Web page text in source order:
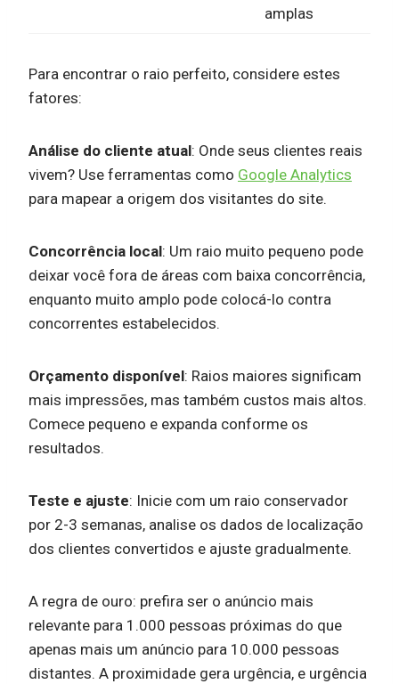
amplas
Para encontrar o raio perfeito, considere estes
fatores:
Análise do cliente atual: Onde seus clientes reais
vivem? Use ferramentas como Google Analytics
para mapear a origem dos visitantes do site.
Concorrência local: Um raio muito pequeno pode
deixar você fora de áreas com baixa concorrência,
enquanto muito amplo pode colocá-lo contra
concorrentes estabelecidos.
Orçamento disponível: Raios maiores significam
mais impressões, mas também custos mais altos.
Comece pequeno e expanda conforme os
resultados.
Teste e ajuste: Inicie com um raio conservador
por 2-3 semanas, analise os dados de localização
dos clientes convertidos e ajuste gradualmente.
A regra de ouro: prefira ser o anúncio mais
relevante para 1.000 pessoas próximas do que
apenas mais um anúncio para 10.000 pessoas
distantes. A proximidade gera urgência, e urgência